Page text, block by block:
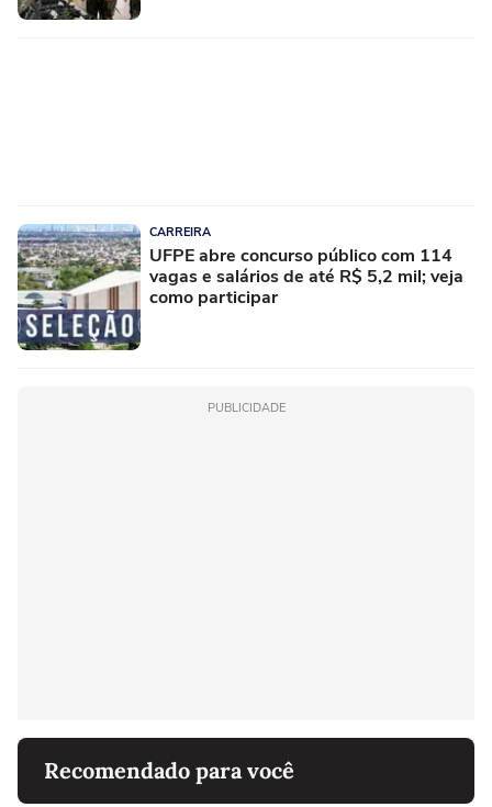
CARREIRA
UFPE abre concurso público com 114
vagas e salários de até R$ 5,2 mil; veja
como participar
PUBLICIDADE
Recomendado para você